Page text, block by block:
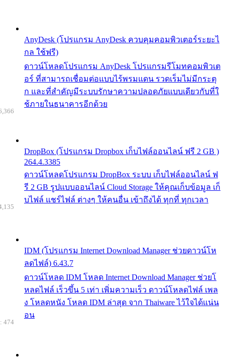
AnyDesk (โปรแกรม AnyDesk ควบคุมคอมพิวเตอร์ระยะไ
กล ใช้ฟรี)
ดาวน์โหลดโปรแกรม AnyDesk โปรแกรมรีโมทคอมพิวเต
อร์ ที่สามารถเชื่อมต่อแบบไร้พรมแดน รวดเร็มไม่มีกระตุ
ก และที่สำคัญมีระบบรักษาความปลอดภัยแบบเดียวกับที่ใ
ช้ภายในธนาคารอีกด้วย
DropBox (โปรแกรม Dropbox เก็บไฟล์ออนไลน์ ฟรี 2 GB )
264.4.3385
ดาวน์โหลดโปรแกรม DropBox ระบบ เก็บไฟล์ออนไลน์ ฟ
รี 2 GB รูปแบบออนไลน์ Cloud Storage ให้คุณเก็บข้อมูล เก็
บไฟล์ แชร์ไฟล์ ต่างๆ ให้คนอื่น เข้าถึงได้ ทุกที่ ทุกเวลา
IDM (โปรแกรม Internet Download Manager ช่วยดาวน์โห
ลดไฟล์) 6.43.7
ดาวน์โหลด IDM โหลด Internet Download Manager ช่วยโ
หลดไฟล์ เร็วขึ้น 5 เท่า เพิ่มความเร็ว ดาวน์โหลดไฟล์ เพล
ง โหลดหนัง โหลด IDM ล่าสุด จาก Thaiware ไว้ใจได้แน่น
อน
474